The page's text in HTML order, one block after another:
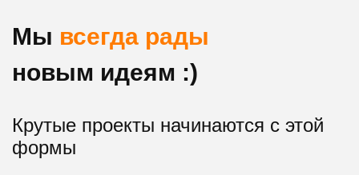
Мы всегда рады
новым идеям :)
Крутые проекты начинаются с этой
формы